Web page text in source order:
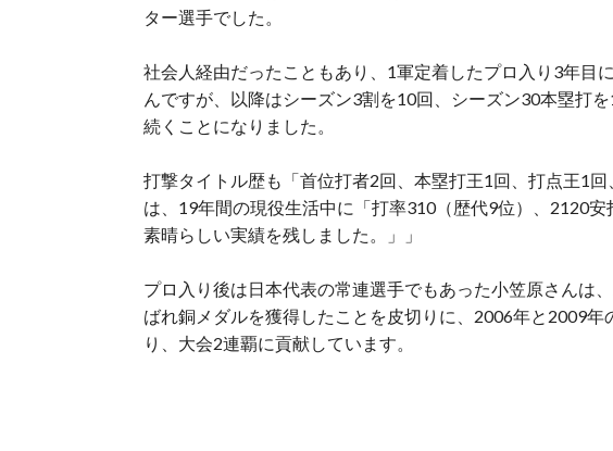
ター選手でした。
社会人経由だったこともあり、1軍定着したプロ入り3年目
んですが、以降はシーズン3割を10回、シーズン30本塁打
続くことになりました。
打撃タイトル歴も「首位打者2回、本塁打王1回、打点王1
は、19年間の現役生活中に「打率310（歴代9位）、2120
素晴らしい実績を残しました。」」
プロ入り後は日本代表の常連選手でもあった小笠原さんは
ばれ銅メダルを獲得したことを皮切りに、2006年と2009
り、大会2連覇に貢献しています。